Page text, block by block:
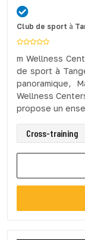
Club de sport à
m Wellness
de sport à
panoramique,
Wellness
propose un
Cross-training